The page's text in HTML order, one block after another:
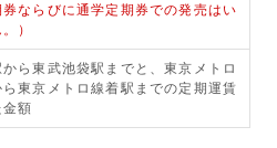
券ならびに通学定期券での発売はい
）
ら東武池袋駅までと、東京メトロ
東京メトロ線着駅までの定期運賃
額